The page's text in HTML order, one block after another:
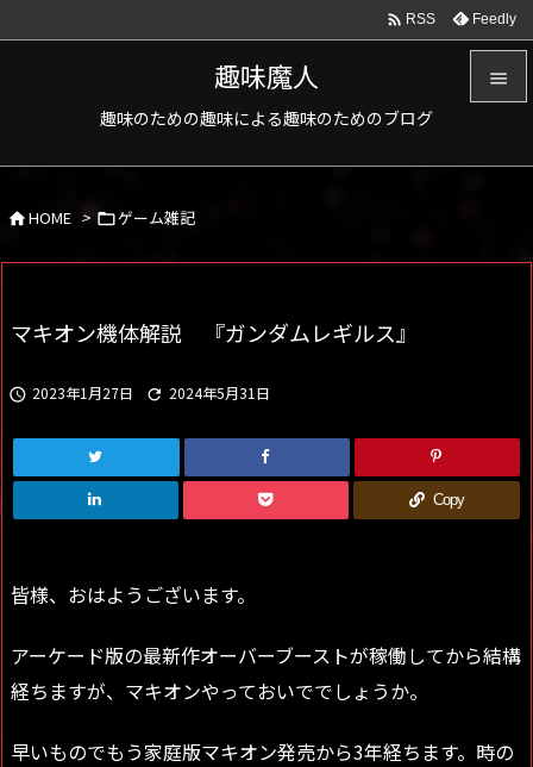
趣味魔人
趣味のための趣味による趣味のためのブログ

 RSS Feedly
HOME > ゲーム雑記
マキオン機体解説 『ガンダムレギルス』
 2023年1月27日  2024年5月31日
Copy
皆様、おはようございます。
アーケード版の最新作オーバーブーストが稼働してから結構
経ちますが、マキオンやっておいででしょうか。
早いものでもう家庭版マキオン発売から3年経ちます。時の